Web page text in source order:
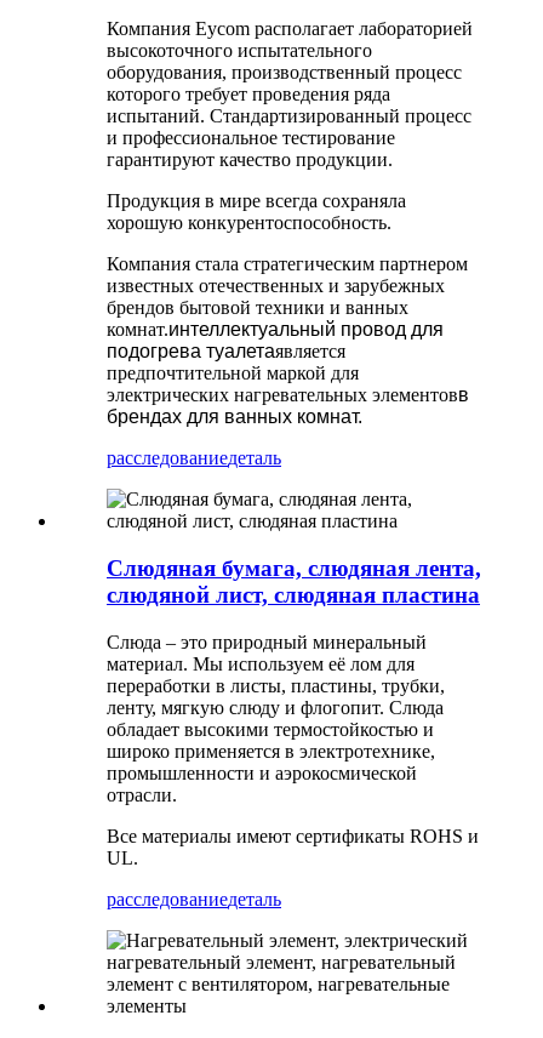
Компания Eycom располагает лабораторией
высокоточного испытательного
оборудования, производственный процесс
которого требует проведения ряда
испытаний. Стандартизированный процесс
и профессиональное тестирование
гарантируют качество продукции.
Продукция в мире всегда сохраняла
хорошую конкурентоспособность.
Компания стала стратегическим партнером
известных отечественных и зарубежных
брендов бытовой техники и ванных
комнат.интеллектуальный провод для
подогрева туалетаявляется
предпочтительной маркой для
электрических нагревательных элементовв
брендах для ванных комнат.
расследованиедеталь
Слюдяная бумага, слюдяная лента,
слюдяной лист, слюдяная пластина
Слюда – это природный минеральный
материал. Мы используем её лом для
переработки в листы, пластины, трубки,
ленту, мягкую слюду и флогопит. Слюда
обладает высокими термостойкостью и
широко применяется в электротехнике,
промышленности и аэрокосмической
отрасли.
Все материалы имеют сертификаты ROHS и
UL.
расследованиедеталь